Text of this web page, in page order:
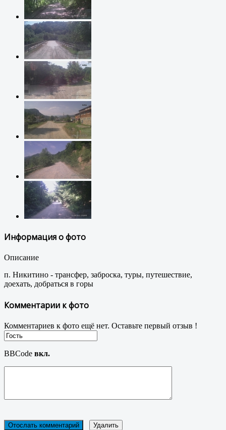
Информация о фото
Описание
п. Никитино - трансфер, заброска, туры, путешествие,
доехать, добраться в горы
Комментарии к фото
Комментариев к фото ещё нет. Оставьте первый отзыв !
BBCode вкл.